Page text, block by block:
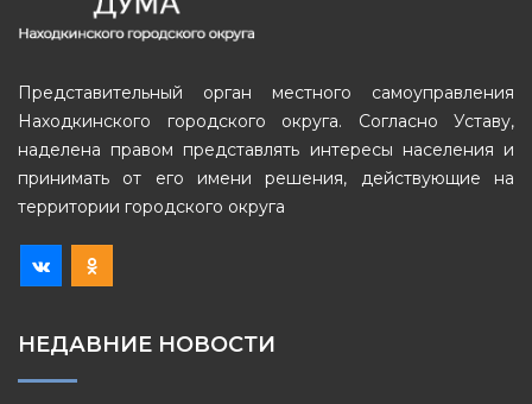
Представительный орган местного самоуправления
Находкинского городского округа. Согласно Уставу,
наделена правом представлять интересы населения и
принимать от его имени решения, действующие на
территории городского округа
НЕДАВНИЕ НОВОСТИ